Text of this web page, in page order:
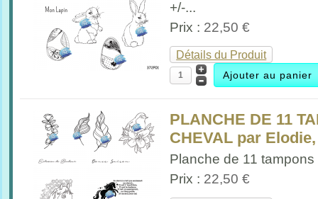
+/-...
Prix : 22,50 €
Détails du Produit
PLANCHE DE 11
CHEVAL par
Planche de 11 tampons
Prix : 22,50 €